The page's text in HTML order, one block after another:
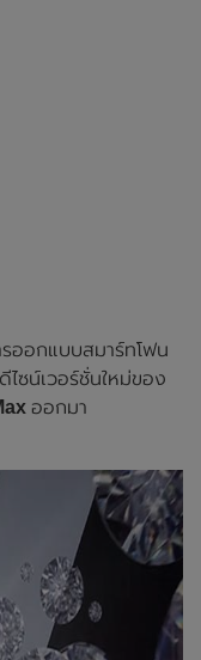
ออกแบบสมาร์ทโฟน
ไซน์เวอร์ชั่นใหม่ของ
ออกมา